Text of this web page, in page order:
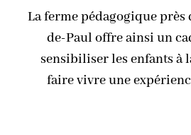
La ferme pédagogique
de-Paul offre ainsi un
sensibiliser les enfants à
faire vivre une